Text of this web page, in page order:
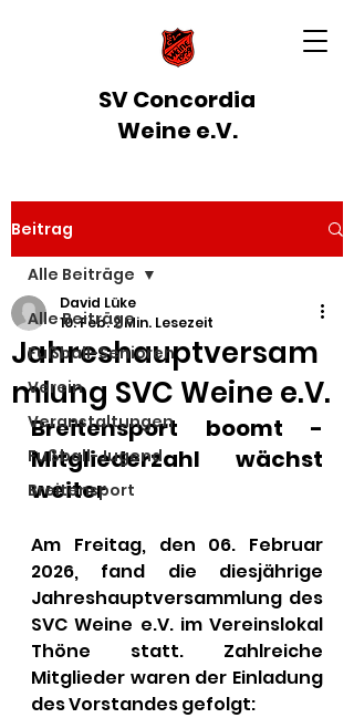
SV Concordia
Weine e.V.
Beitrag
Alle Beiträge
Fußball-Senioren
Verein
Veranstaltungen
Fußball-Jugend
Breitensport
Alle Beiträge
Jahreshauptversam
mlung SVC Weine e.V.
David Lüke
10. Feb. 2 Min. Lesezeit
Breitensport boomt -
Mitgliederzahl wächst
weiter
Am Freitag, den 06. Februar
2026, fand die diesjährige
Jahreshauptversammlung des
SVC Weine e.V. im Vereinslokal
Thöne statt. Zahlreiche
Mitglieder waren der Einladung
des Vorstandes gefolgt: